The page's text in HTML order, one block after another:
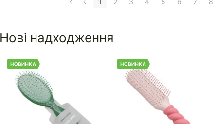
1 2 3 4 5 6 7 8
Нові надходження